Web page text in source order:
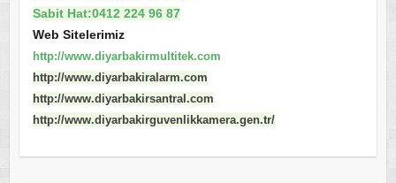
Sabit Hat:0412 224 96 87
Web Sitelerimiz
http://www.diyarbakirmultitek.com
http://www.diyarbakiralarm.com
http://www.diyarbakirsantral.com
http://www.diyarbakirguvenlikkamera.gen.tr/